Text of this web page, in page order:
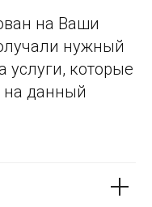
на Ваши
нужный
услуги, которые
на данный